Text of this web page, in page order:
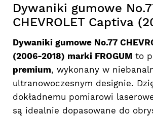
Dywaniki gumowe
CHEVROLET Captiva
Dywaniki gumowe No.77
(2006-2018) marki FROGUM to
premium, wykonany w
ultranowoczesnym designie.
dokładnemu pomiarowi
są idealnie dopasowane do